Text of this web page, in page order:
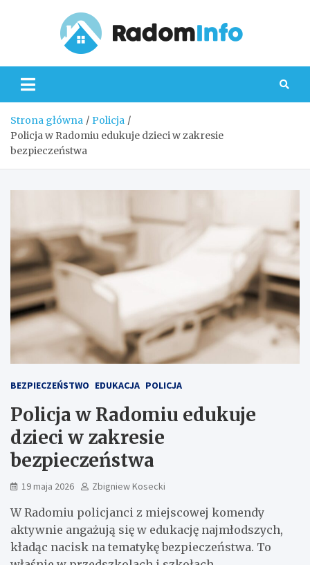
Strona główna
Policja
Policja w Radomiu edukuje dzieci w zakresie
bezpieczeństwa
BEZPIECZEŃSTWO EDUKACJA POLICJA
Policja w Radomiu edukuje
dzieci w zakresie
bezpieczeństwa
19 maja 2026 Zbigniew Kosecki
W Radomiu policjanci z miejscowej komendy
aktywnie angażują się w edukację najmłodszych,
kładąc nacisk na tematykę bezpieczeństwa. To